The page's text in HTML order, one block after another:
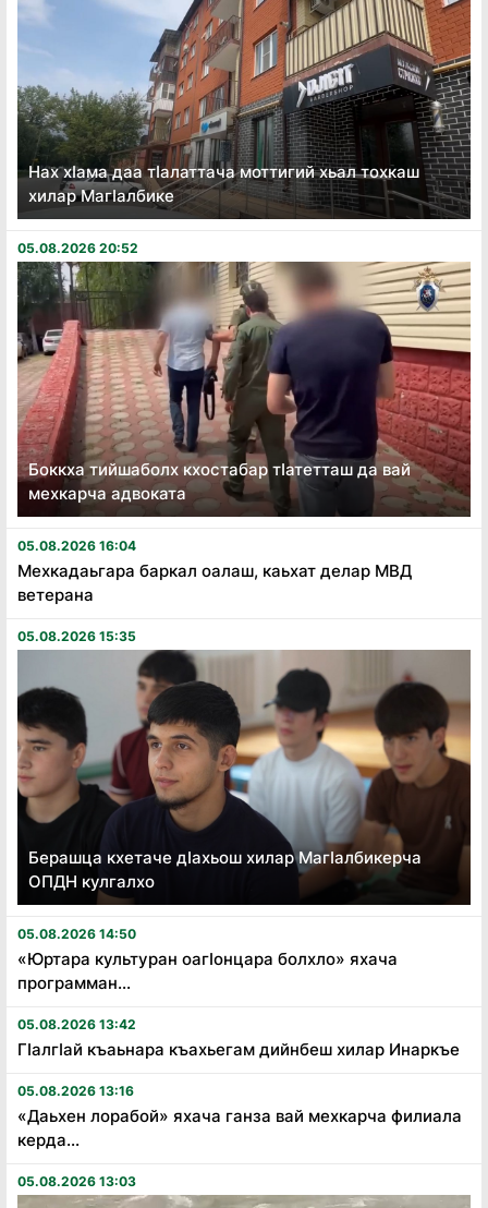
Нах хӏама даа тӏалаттача моттигий хьал тохкаш
хилар Магӏалбике
05.08.2026 20:52
Боккха тийшаболх кхостабар тӏатетташ да вай
мехкарча адвоката
05.08.2026 16:04
Мехкадаьгара баркал оалаш, каьхат делар МВД
ветерана
05.08.2026 15:35
Берашца кхетаче дӏахьош хилар Магӏалбикерча
ОПДН кулгалхо
05.08.2026 14:50
«Юртара культуран оагӏонцара болхло» яхача
программан...
05.08.2026 13:42
Гӏалгӏай къаьнара къахьегам дийнбеш хилар Инаркъе
05.08.2026 13:16
«Даьхен лорабой» яхача ганза вай мехкарча филиала
керда...
05.08.2026 13:03